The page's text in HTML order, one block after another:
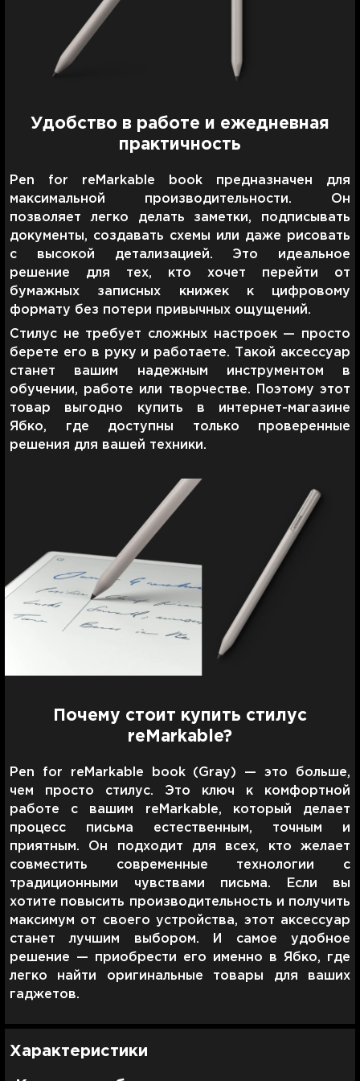
Удобство в работе и ежедневная
практичность
Pen for reMarkable book предназначен для
максимальной производительности. Он
позволяет легко делать заметки, подписывать
документы, создавать схемы или даже рисовать
с высокой детализацией. Это идеальное
решение для тех, кто хочет перейти от
бумажных записных книжек к цифровому
формату без потери привычных ощущений.
Стилус не требует сложных настроек — просто
берете его в руку и работаете. Такой аксессуар
станет вашим надежным инструментом в
обучении, работе или творчестве. Поэтому этот
товар выгодно купить в интернет-магазине
Ябко, где доступны только проверенные
решения для вашей техники.
Почему стоит купить стилус
reMarkable?
Pen for reMarkable book (Gray) — это больше,
чем просто стилус. Это ключ к комфортной
работе с вашим reMarkable, который делает
процесс письма естественным, точным и
приятным. Он подходит для всех, кто желает
совместить современные технологии с
традиционными чувствами письма. Если вы
хотите повысить производительность и получить
максимум от своего устройства, этот аксессуар
станет лучшим выбором. И самое удобное
решение — приобрести его именно в Ябко, где
легко найти оригинальные товары для ваших
гаджетов.
Характеристики